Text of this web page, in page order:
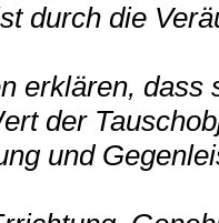
durch die
erklären,
der
und